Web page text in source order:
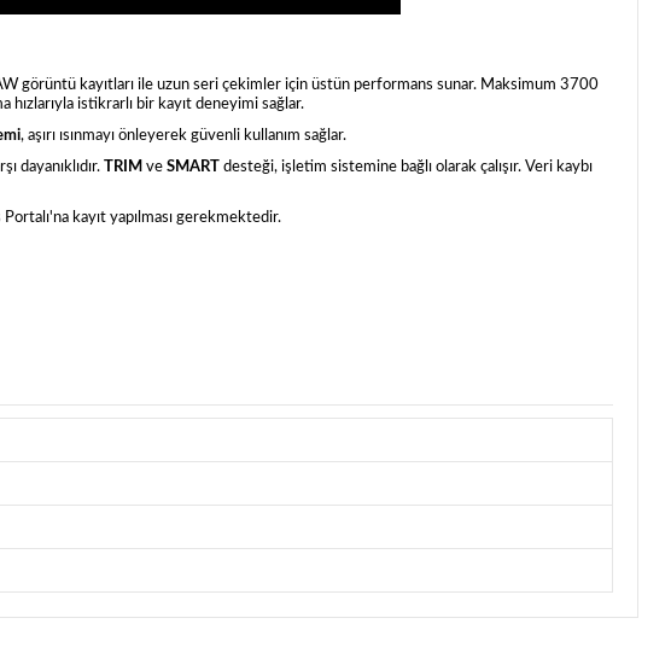
görüntü kayıtları ile uzun seri çekimler için üstün performans sunar. Maksimum 3700
istikrarlı bir kayıt deneyimi sağlar.
, aşırı ısınmayı önleyerek güvenli kullanım sağlar.
dayanıklıdır.
TRIM ve SMART
desteği, işletim sistemine bağlı olarak çalışır. Veri kaybı
kayıt yapılması gerekmektedir.